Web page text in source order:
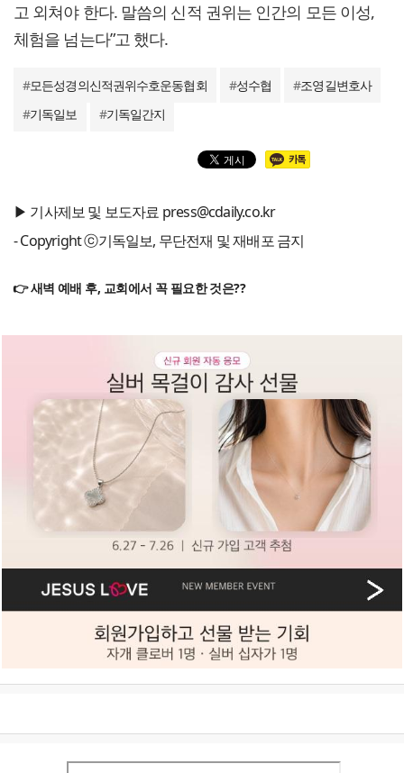
고 외쳐야 한다. 말씀의 신적 권위는 인간의 모든 이성,
체험을 넘는다”고 했다.
#모든성경의신적권위수호운동협회 #성수협 #조영길변호사
#기독일보 #기독일간지
▶ 기사제보 및 보도자료 press@cdaily.co.kr
- Copyright ⓒ기독일보, 무단전재 및 재배포 금지
👉 새벽 예배 후, 교회에서 꼭 필요한 것은??